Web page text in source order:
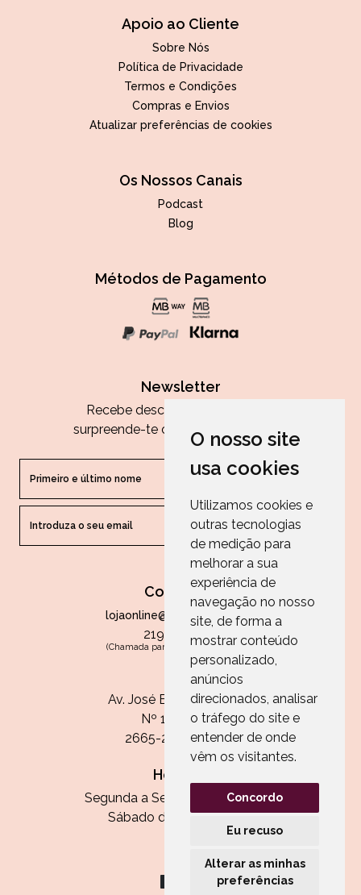
O nosso site
usa cookies
Utilizamos cookies e
outras tecnologias
de medição para
melhorar a sua
experiência de
navegação no nosso
site, de forma a
mostrar conteúdo
personalizado,
anúncios
direcionados, analisar
o tráfego do site e
entender de onde
vêm os visitantes.
Concordo
Eu recuso
Alterar as minhas
preferências
Apoio ao Cliente
Sobre Nós
Política de Privacidade
Termos e Condições
Compras e Envios
Atualizar preferências de cookies
Os Nossos Canais
Podcast
Blog
Métodos de Pagamento
Newsletter
Recebe descontos exclusivos e
surpreende-te com as nossas dicas.
ENVIAR
Contactos
lojaonline@paperandarts.pt
219 862 836
(Chamada para a rede fixa nacional)
Loja
Av. José Batista Antunes
Nº 11, Loja 10
2665-236 Malveira
Horário:
Segunda a Sexta das 13h às 20h
Sábado das 9h30 às 13h